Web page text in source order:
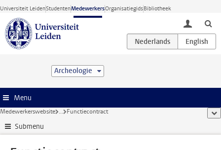
Ga direct naar de inhoud
Universiteit LeidenStudentenMedewerkersOrganisatiegidsBibliotheek
toggle
Archeologie
Menu
Medewerkerswebsite ... Functiecontract
Submenu